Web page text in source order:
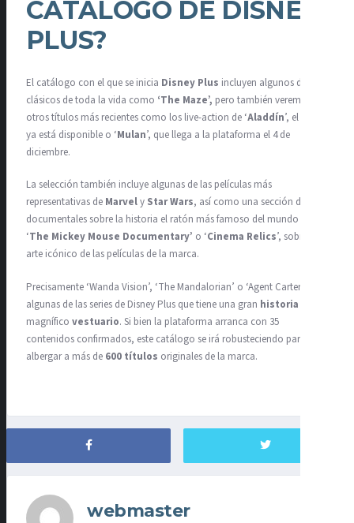
CATÁLOGO DE DISNEY
PLUS?
El catálogo con el que se inicia Disney Plus incluyen algunos de sus
clásicos de toda la vida como ‘The Maze’, pero también veremos
otros títulos más recientes como los live-action de ‘Aladdín’, el cual
ya está disponible o ‘Mulan’, que llega a la plataforma el 4 de
diciembre.
La selección también incluye algunas de las películas más
representativas de Marvely Star Wars, así como una sección de
documentales sobre la historia el ratón más famoso del mundo en
‘The Mickey Mouse Documentary’ o ‘Cinema Relics’, sobre el
arte icónico de las películas de la marca.
Precisamente ‘Wanda Vision’, ‘The Mandalorian’ o ‘Agent Carter’, son
algunas de las series de Disney Plus que tiene una gran historia
magnífico vestuario. Si bien la plataforma arranca con 35
contenidos confirmados, este catálogo se irá robusteciendo para
albergar a más de 600 títulos originales de la marca.
webmaster